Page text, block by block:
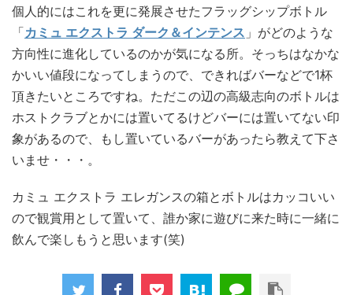
個人的にはこれを更に発展させたフラッグシップボトル
「カミュ エクストラ ダーク＆インテンス 」がどのような
方向性に進化しているのかが気になる所。そっちはなかな
かいい値段になってしまうので、できればバーなどで1杯
頂きたいところですね。ただこの辺の高級志向のボトルは
ホストクラブとかには置いてるけどバーには置いてない印
象があるので、もし置いているバーがあったら教えて下さ
いませ・・・。
カミュ エクストラ エレガンスの箱とボトルはカッコいい
ので観賞用として置いて、誰か家に遊びに来た時に一緒に
飲んで楽しもうと思います(笑)